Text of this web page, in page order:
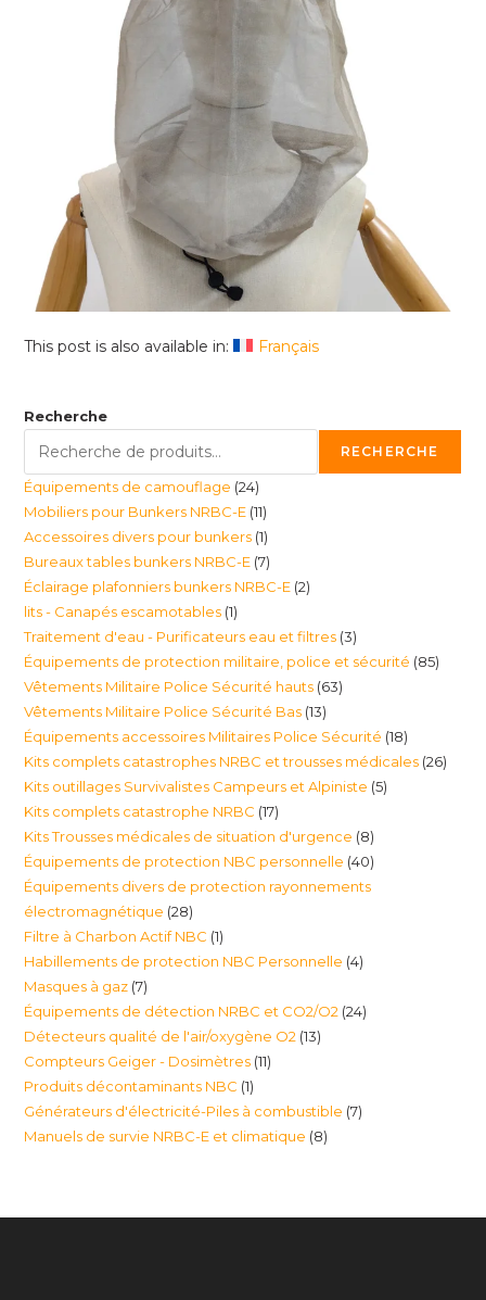
This post is also available in: Français
Recherche
RECHERCHE
Équipements de camouflage 2424
produits
Mobiliers pour Bunkers NRBC-E 1111
produits
Accessoires divers pour bunkers 11
produit
Bureaux tables bunkers NRBC-E 77
produits
Éclairage plafonniers bunkers NRBC-E 22
lits - Canapés escamotables 11
produit
Traitement d'eau - Purificateurs eau et filtres 33
produits
Équipements de protection militaire, police et sécurité 8585
Vêtements Militaire Police Sécurité hauts 6363
Vêtements Militaire Police Sécurité Bas 1313
produits
Équipements accessoires Militaires Police Sécurité 1818
produits
Kits complets catastrophes NRBC et trousses médicales 2626
Kits outillages Survivalistes Campeurs et Alpiniste 55
Kits complets catastrophe NRBC 1717
produits
Kits Trousses médicales de situation d'urgence 88
produits
Équipements de protection NBC personnelle 4040
produits
Équipements divers de protection rayonnements
électromagnétique 2828
produits
Filtre à Charbon Actif NBC 11
produit
Habillements de protection NBC Personnelle 44
Masques à gaz 77
produits
Équipements de détection NRBC et CO2/O2 2424
Détecteurs qualité de l'air/oxygène O2 1313
Compteurs Geiger - Dosimètres 1111
Produits décontaminants NBC 11
produit
Générateurs d'électricité-Piles à combustible 77
Manuels de survie NRBC-E et climatique 88